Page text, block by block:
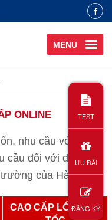
MENU
ONLINE
nhu cầu với dạng
cầu đối với du học
của Hàn.
CAO CẤP LỚP CẤP
TEST
ƯU ĐÃI
ĐĂNG KÝ